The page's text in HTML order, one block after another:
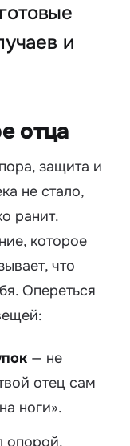
и
отца
защита и
не стало,
ранит.
которое
что
Опереться
— не
отец сам
ноги».
опорой,